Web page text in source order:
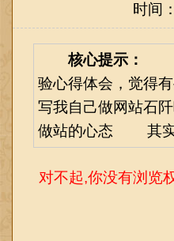
时间
核心提示：
在
验心得体会，觉得
写我自己做网站石
做站的心态 其实
对不起,你没有浏览